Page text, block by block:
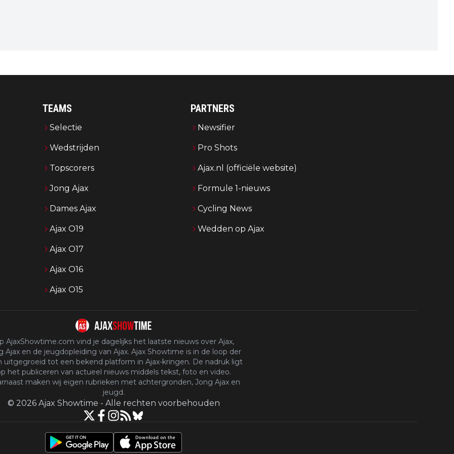
TEAMS
Selectie
Wedstrijden
Topscorers
Jong Ajax
Dames Ajax
Ajax O19
Ajax O17
Ajax O16
Ajax O15
PARTNERS
Newsifier
Pro Shots
Ajax.nl (officiële website)
Formule 1-nieuws
Cycling News
Wedden op Ajax
AjaxShowtime.com vind je dagelijks het laatste nieuws over Ajax,
Ajax en de jeugdopleiding van Ajax. Ajax Showtime is in de loop der
uitgegroeid tot een bekend platform in Ajax-kringen. De nadruk ligt
het publiceren van actueel nieuws middels tekst, foto en video.
maken wij eigen rubrieken met achtergronden, Jong Ajax en
jeugd.
© 2026 Ajax Showtime - Alle rechten voorbehouden